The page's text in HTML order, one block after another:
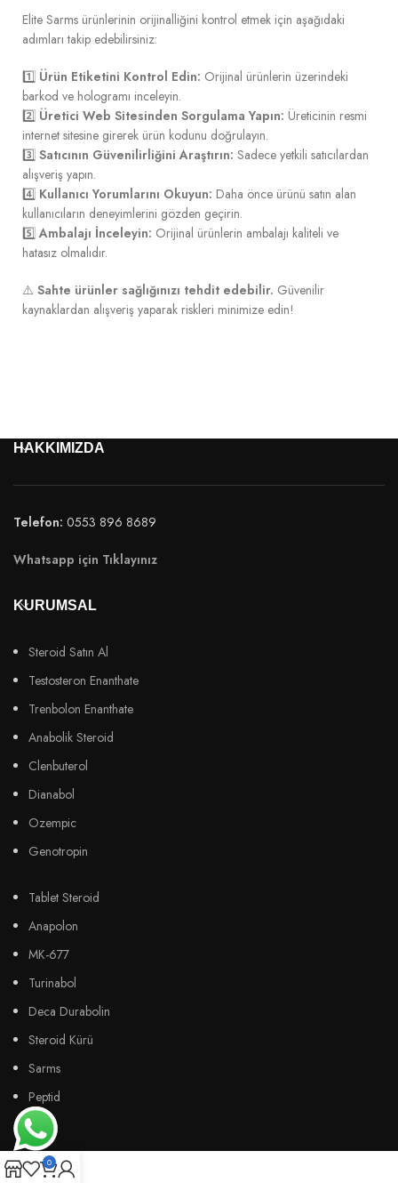
Elite Sarms ürünlerinin orijinalliğini kontrol etmek için aşağıdaki
adımları takip edebilirsiniz:
1️⃣ Ürün Etiketini Kontrol Edin: Orijinal ürünlerin üzerindeki
barkod ve hologramı inceleyin.
2️⃣ Üretici Web Sitesinden Sorgulama Yapın: Üreticinin resmi
internet sitesine girerek ürün kodunu doğrulayın.
3️⃣ Satıcının Güvenilirliğini Araştırın: Sadece yetkili satıcılardan
alışveriş yapın.
4️⃣ Kullanıcı Yorumlarını Okuyun: Daha önce ürünü satın alan
kullanıcıların deneyimlerini gözden geçirin.
5️⃣Ambalajı İnceleyin: Orijinal ürünlerin ambalajı kaliteli ve
hatasız olmalıdır.
⚠️ Sahte ürünler sağlığınızı tehdit edebilir. Güvenilir
kaynaklardan alışveriş yaparak riskleri minimize edin!
HAKKIMIZDA
Telefon: 0553 896 8689
Whatsapp için Tıklayınız
KURUMSAL
Steroid Satın Al
Testosteron Enanthate
Trenbolon Enanthate
Anabolik Steroid
Clenbuterol
Dianabol
Ozempic
Genotropin
Tablet Steroid
Anapolon
MK-677
Turinabol
Deca Durabolin
Steroid Kürü
Sarms
Peptid
0